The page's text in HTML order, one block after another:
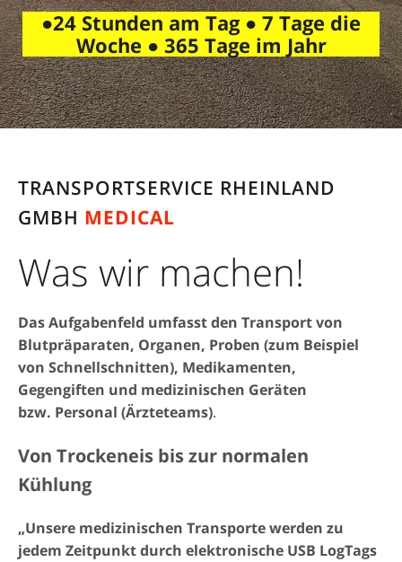
●24 Stunden am Tag ● 7 Tage die
Woche ● 365 Tage im Jahr
TRANSPORTSERVICE RHEINLAND
GMBH MEDICAL
Was wir machen!
Das Aufgabenfeld umfasst den Transport von
Blutpräparaten, Organen, Proben (zum Beispiel
von Schnellschnitten), Medikamenten,
Gegengiften und medizinischen Geräten
bzw. Personal (Ärzteteams).
Von Trockeneis bis zur normalen
Kühlung
„Unsere medizinischen Transporte werden zu
jedem Zeitpunkt durch elektronische USB LogTags